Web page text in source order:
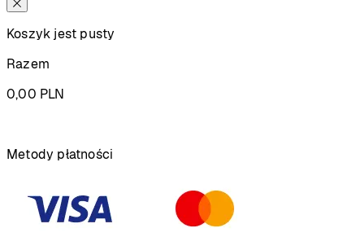
Koszyk jest pusty
Razem
0,00 PLN
Metody płatności